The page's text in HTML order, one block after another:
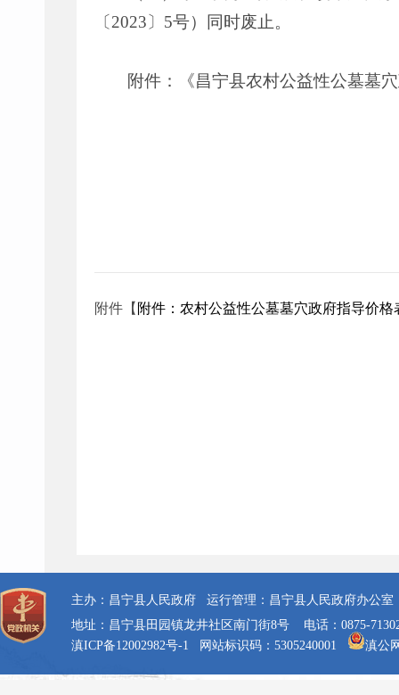
〔2023〕5号）同时废止。
附件：《昌宁县农村公益性公墓墓
附件【 附件：农村公益性公墓墓穴政府指导价格